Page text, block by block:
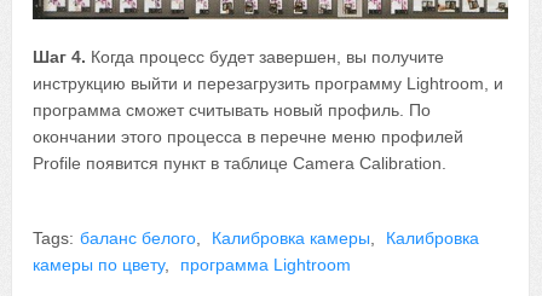
Шаг 4. Когда процесс будет завершен, вы получите
инструкцию выйти и перезагрузить программу Lightroom, и
программа сможет считывать новый профиль. По
окончании этого процесса в перечне меню профилей
Profile появится пункт в таблице Camera Calibration.
Tags: баланс белого, Калибровка камеры,
Калибровка
камеры по цвету, программа Lightroom